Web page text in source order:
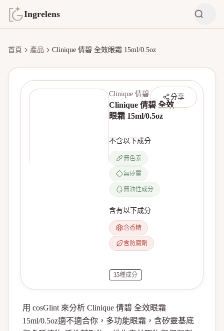
Ingrelens
首頁 產品 Clinique 倩碧 全效眼霜 15ml/0.5oz
分享
Clinique 倩碧
Clinique 倩碧 全效
眼霜 15ml/0.5oz
不含以下成分
無色素
無矽靈
無油性成分
含有以下成分
含香精
含防腐劑
35種成分
用 cosGlint 來分析 Clinique 倩碧 全效眼霜
15ml/0.5oz適不適合你，多功能眼霜，含矽靈基底